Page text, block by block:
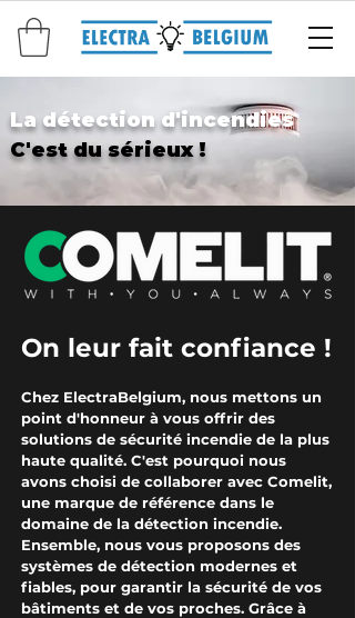
La détection d'incendies
C'est du sérieux !
On leur fait confiance !
Chez ElectraBelgium, nous mettons un
point d'honneur à vous offrir des
solutions de sécurité incendie de la plus
haute qualité. C'est pourquoi nous
avons choisi de collaborer avec Comelit,
une marque de référence dans le
domaine de la détection incendie.
Ensemble, nous vous proposons des
systèmes de détection modernes et
fiables, pour garantir la sécurité de vos
bâtiments et de vos proches. Grâce à